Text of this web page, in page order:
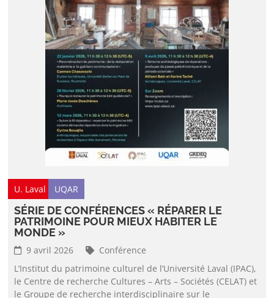
U. Laval UQAR
SÉRIE DE CONFÉRENCES « RÉPARER LE
PATRIMOINE POUR MIEUX HABITER LE
MONDE »
9 avril 2026
Conférence
L’Institut du patrimoine culturel de l’Université Laval (IPAC),
le Centre de recherche Cultures – Arts – Sociétés (CELAT) et
le Groupe de recherche interdisciplinaire sur le